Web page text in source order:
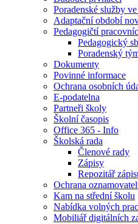
Poradenské služby
Adaptační období
Pedagogičtí
Pedagogický
Poradenský
Dokumenty
Povinné informace
Ochrana osobních
E-podatelna
Partneři školy
Školní časopis
Office 365 - Info
Školská rada
Členové rady
Zápisy
Repozitář
Ochrana
Kam na střední školu
Nabídka volných
Mobiliář digitálních